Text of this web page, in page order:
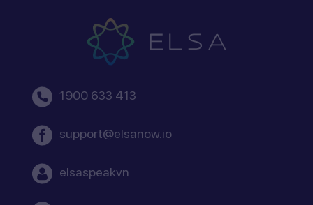
1900 633 413
support@elsanow.io
elsaspeakvn